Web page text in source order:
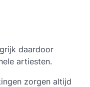
daardoor
artiesten.
zorgen altijd